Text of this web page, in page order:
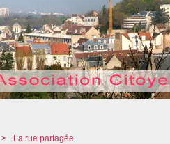
> La rue partagée